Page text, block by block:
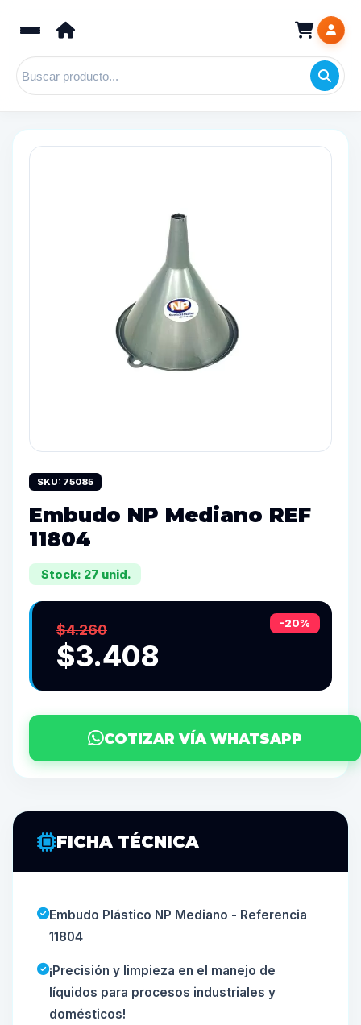
SKU: 75085
Embudo NP Mediano REF
11804
Stock: 27 unid.
-20%
$4.260
$3.408
COTIZAR VÍA WHATSAPP
FICHA TÉCNICA
Embudo Plástico NP Mediano - Referencia
11804
¡Precisión y limpieza en el manejo de
líquidos para procesos industriales y
domésticos!